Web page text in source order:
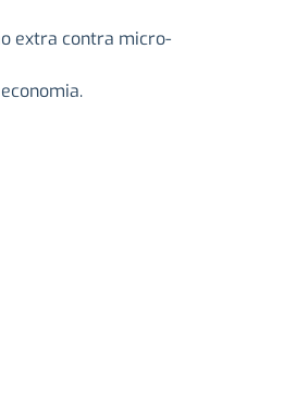
extra contra micro-